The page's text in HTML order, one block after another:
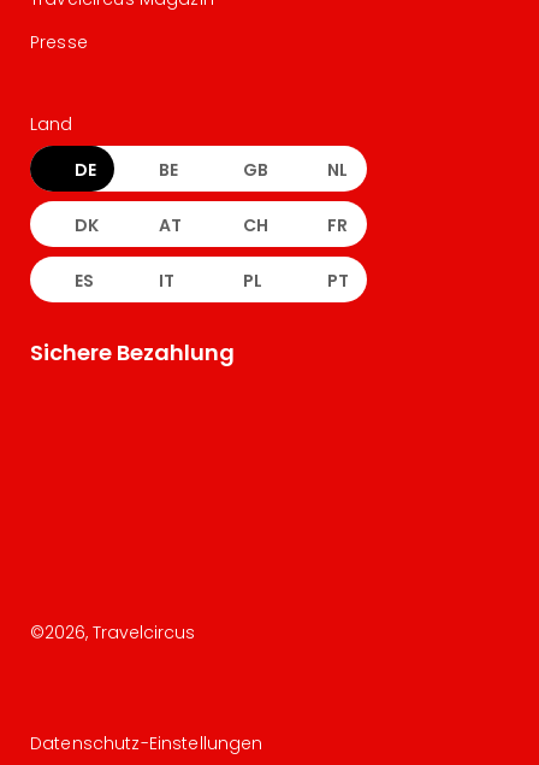
Presse
Land
DE BE GB NL
DK AT CH FR
ES IT PL PT
Sichere Bezahlung
©2026, Travelcircus
Datenschutz-Einstellungen